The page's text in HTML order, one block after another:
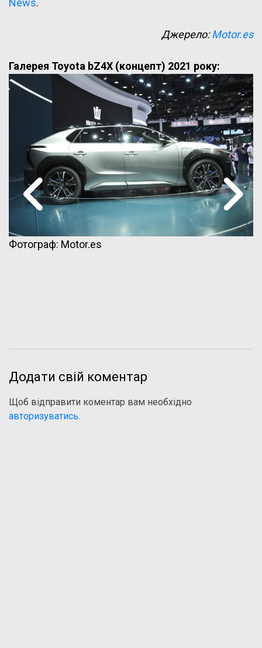
News.
Джерело:Motor.es
Галерея Toyota bZ4X (концепт) 2021 року:
Фотограф: Motor.es
Додати свій коментар
Щоб відправити коментар вам необхідно
авторизуватись.